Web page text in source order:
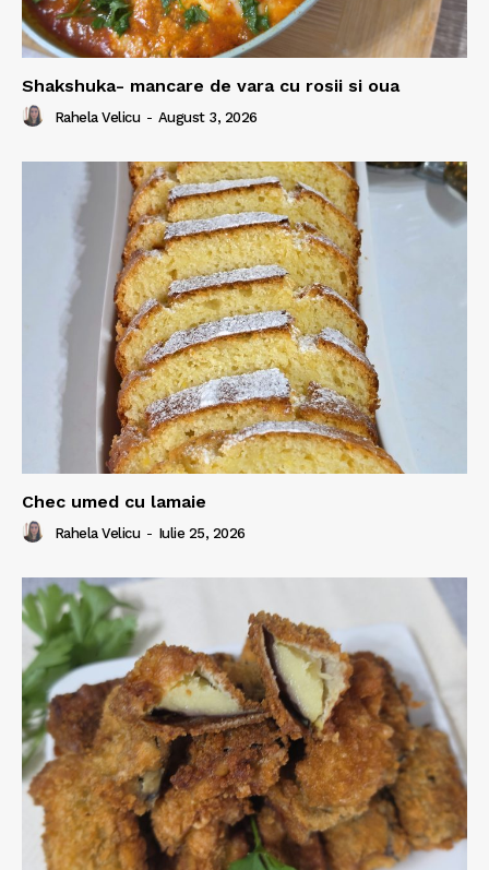
Shakshuka- mancare de vara cu rosii si oua
Rahela Velicu - August 3, 2026
Chec umed cu lamaie
Rahela Velicu - Iulie 25, 2026